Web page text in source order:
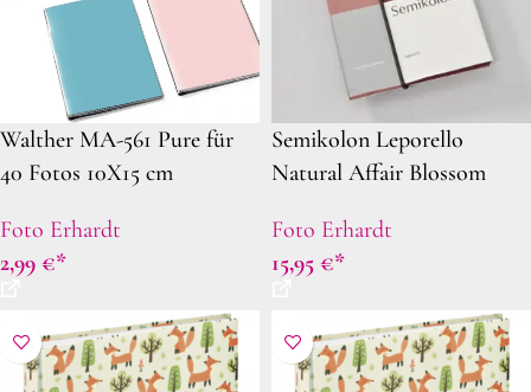
Walther MA-561 Pure für
40 Fotos 10X15 cm
sortiert
Foto Erhardt
2,99 €
Semikolon Leporello
Natural Affair Blossom
Foto Erhardt
15,95 €